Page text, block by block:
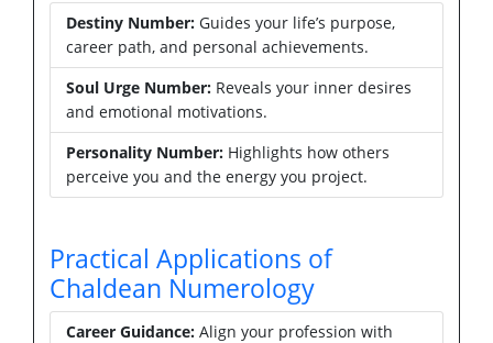
Destiny Number: Guides your life’s purpose,
career path, and personal achievements.
Soul Urge Number: Reveals your inner desires
and emotional motivations.
Personality Number: Highlights how others
perceive you and the energy you project.
Practical Applications of
Chaldean Numerology
Career Guidance: Align your profession with